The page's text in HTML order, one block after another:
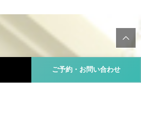
ご予約・お問い合わせ